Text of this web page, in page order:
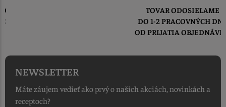
TOVAR ODOSIELAME
DO 1-2 PRACOVNÝCH DNÍ
OD PRIJATIA OBJEDNÁVKY
NEWSLETTER
Máte záujem vedieť ako prvý o našich akciách, novinkách a
receptoch?